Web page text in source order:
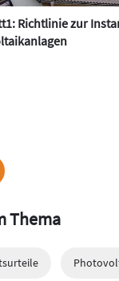
Richtlinie zur
Thema